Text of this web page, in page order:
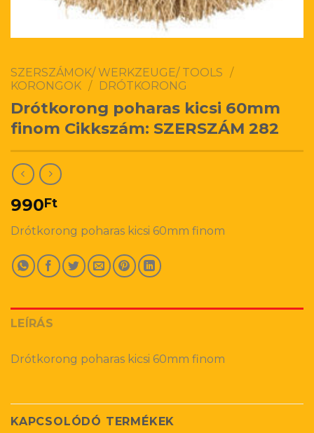
SZERSZÁMOK/ WERKZEUGE/ TOOLS /
KORONGOK / DRÓTKORONG
Drótkorong poharas kicsi 60mm
finom Cikkszám: SZERSZÁM 282
990Ft
Drótkorong poharas kicsi 60mm finom
LEÍRÁS
Drótkorong poharas kicsi 60mm finom
KAPCSOLÓDÓ TERMÉKEK